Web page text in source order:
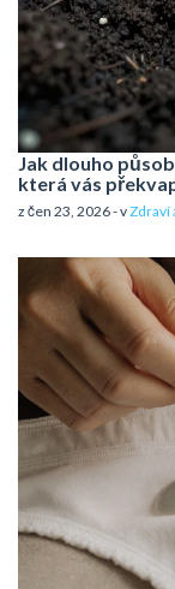
Jak dlouho
která vás
z čen 23, 2026 - vZdraví